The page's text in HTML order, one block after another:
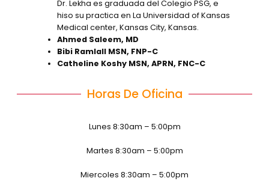
Dr. Lekha es graduada del Colegio PSG, e
hiso su practica en La Universidad of Kansas
Medical center, Kansas City, Kansas.
Ahmed Saleem, MD
Bibi Ramlall MSN, FNP-C
Catheline Koshy MSN, APRN, FNC-C
Horas De Oficina
Lunes 8:30am – 5:00pm
Martes 8:30am – 5:00pm
Miercoles 8:30am – 5:00pm